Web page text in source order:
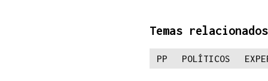
Temas relacionados
PP POLÍTICOS